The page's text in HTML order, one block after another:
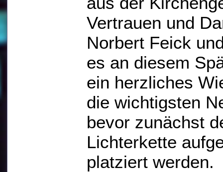
Vertrauen und
Norbert Feick
es an diesem
ein herzliches
die wichtigsten
bevor zunächst
Lichterkette
platziert werden.